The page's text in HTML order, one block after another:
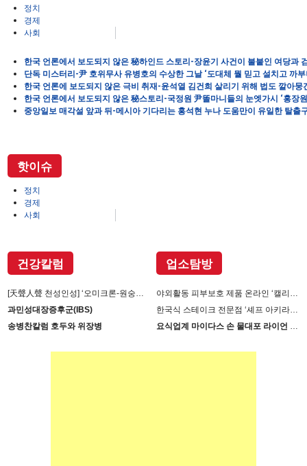
정치
경제
사회
한국 언론에서 보도되지 않은 秘하인드 스토리-장윤기 사건이 불붙인 여당과
단독 미스터리-尹 호위무사 유병호의 수상한 그날 ‘도대체 뭘 믿고 설치고 까부
한국 언론에 보도되지 않은 극비 취재-윤석열 김건희 살리기 위해 법도 깔아뭉
한국 언론에서 보도되지 않은 秘스토리-국정원 尹똘마니들의 눈엣가시 ‘홍장
중앙일보 매각설 앞과 뒤-메시아 기다리는 홍석현 누나 도움만이 유일한 탈출
핫이슈
정치
경제
사회
건강칼럼
[天聲人聲 천성인성] ‘오미크론-원숭이 두창’장난 아니다
과민성대장증후군(IBS)
송병찬칼럼 호두와 위장병
업소탐방
야외활동 피부보호 제품 온라인 ‘캘리제이’(Cali-j)에서 판매
한국식 스테이크 전문점 ‘셰프 아키라백의 AB스테이크’ 진출
요식업계 마이다스 손 물대포 라이언 손 사장의 인생 필살기